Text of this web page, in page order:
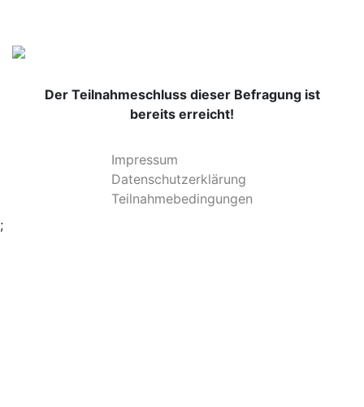
Der Teilnahmeschluss dieser Befragung ist
bereits erreicht!
Impressum
Datenschutzerklärung
Teilnahmebedingungen
;